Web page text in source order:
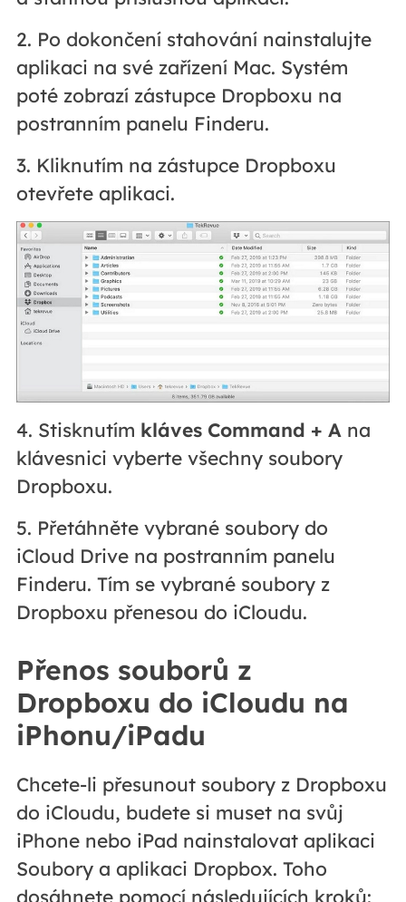
2. Po dokončení stahování nainstalujte
aplikaci na své zařízení Mac. Systém
poté zobrazí zástupce Dropboxu na
postranním panelu Finderu.
3. Kliknutím na zástupce Dropboxu
otevřete aplikaci.
4. Stisknutím kláves Command + Ana
klávesnici vyberte všechny soubory
Dropboxu.
5. Přetáhněte vybrané soubory do
iCloud Drive na postranním panelu
Finderu. Tím se vybrané soubory z
Dropboxu přenesou do iCloudu.
Přenos souborů z
Dropboxu do iCloudu na
iPhonu/iPadu
Chcete-li přesunout soubory z Dropboxu
do iCloudu, budete si muset na svůj
iPhone nebo iPad nainstalovat aplikaci
Soubory a aplikaci Dropbox. Toho
dosáhnete pomocí následujících kroků: